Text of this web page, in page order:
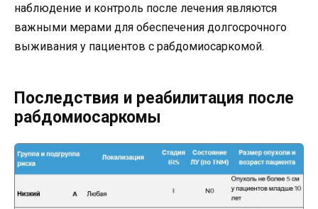
наблюдение и контроль после лечения являются
важными мерами для обеспечения долгосрочного
выживания у пациентов с рабдомиосаркомой.
Последствия и реабилитация после
рабдомиосаркомы